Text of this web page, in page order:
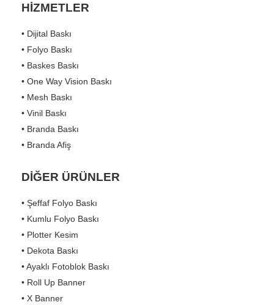
HİZMETLER
• Dijital Baskı
• Folyo Baskı
• Baskes Baskı
• One Way Vision Baskı
• Mesh Baskı
• Vinil Baskı
• Branda Baskı
• Branda Afiş
DİĞER ÜRÜNLER
• Şeffaf Folyo Baskı
• Kumlu Folyo Baskı
• Plotter Kesim
• Dekota Baskı
• Ayaklı Fotoblok Baskı
• Roll Up Banner
• X Banner